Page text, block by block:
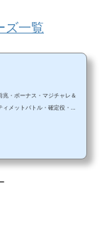
ズ一覧
・ボーナス・マジチャレ＆
メットバトル・確定役・中
夜後...